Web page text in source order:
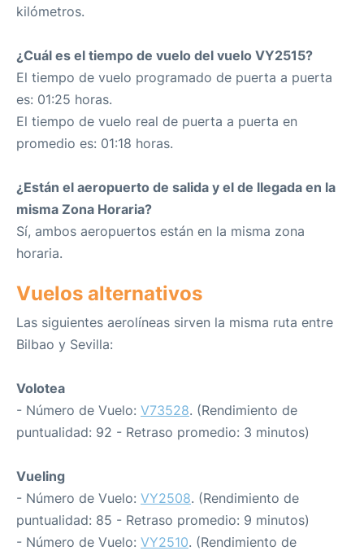
kilómetros.
¿Cuál es el tiempo de vuelo del vuelo VY2515?
El tiempo de vuelo programado de puerta a puerta
es: 01:25 horas.
El tiempo de vuelo real de puerta a puerta en
promedio es: 01:18 horas.
¿Están el aeropuerto de salida y el de llegada en la
misma Zona Horaria?
Sí, ambos aeropuertos están en la misma zona
horaria.
Vuelos alternativos
Las siguientes aerolíneas sirven la misma ruta entre
Bilbao y Sevilla:
Volotea
- Número de Vuelo: V73528. (Rendimiento de
puntualidad: 92 - Retraso promedio: 3 minutos)
Vueling
- Número de Vuelo: VY2508. (Rendimiento de
puntualidad: 85 - Retraso promedio: 9 minutos)
- Número de Vuelo: VY2510. (Rendimiento de